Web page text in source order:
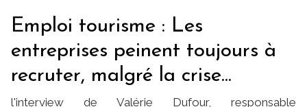
Emploi tourisme : Les
entreprises peinent toujours à
recruter, malgré la crise...
l'interview de Valérie Dufour, responsable